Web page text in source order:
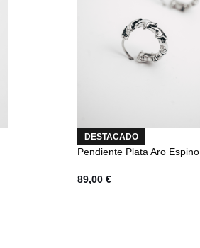
DESTACADO
Pendiente Plata Aro Espino
89,00 €